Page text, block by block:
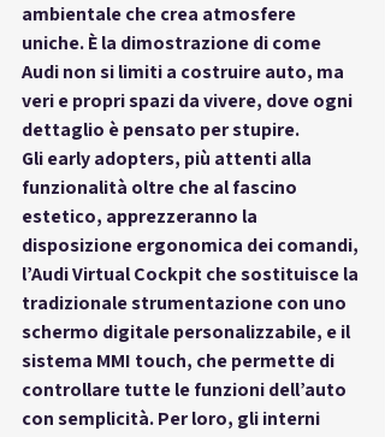
ambientale che crea atmosfere
uniche. È la dimostrazione di come
Audi non si limiti a costruire auto, ma
veri e propri spazi da vivere, dove ogni
dettaglio è pensato per stupire.
Gli early adopters, più attenti alla
funzionalità oltre che al fascino
estetico, apprezzeranno la
disposizione ergonomica dei comandi,
l’Audi Virtual Cockpit che sostituisce la
tradizionale strumentazione con uno
schermo digitale personalizzabile, e il
sistema MMI touch, che permette di
controllare tutte le funzioni dell’auto
con semplicità. Per loro, gli interni